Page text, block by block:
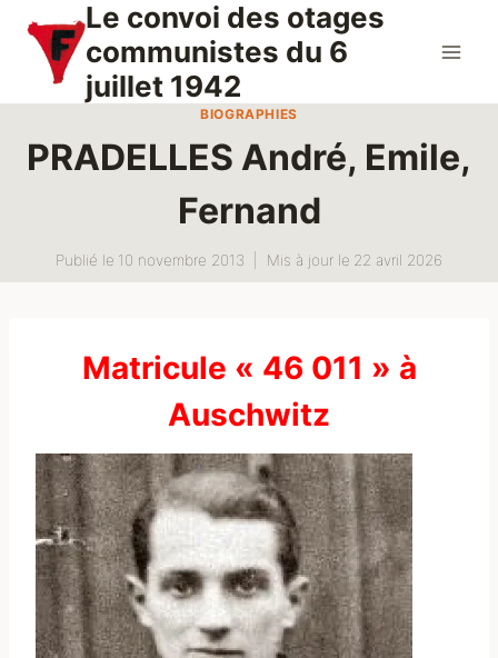
contenu
Le convoi des otages
communistes du 6
juillet 1942
BIOGRAPHIES
PRADELLES André, Emile,
Fernand
Publié le 10 novembre 2013 Mis à jour le 22 avril 2026
Matricule « 46 011 » à
Auschwitz